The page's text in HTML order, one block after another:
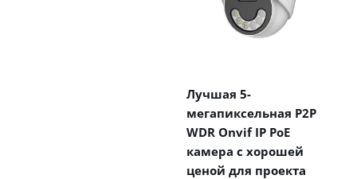
Лучшая 5-
мегапиксельная P2P
WDR Onvif IP PoE
камера с хорошей
ценой для проекта